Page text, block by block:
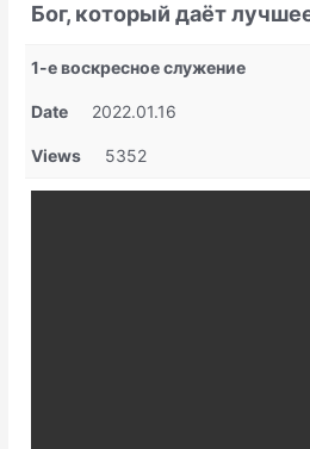
Бог, который даёт
1-е воскресное служение
Date 2022.01.16
Views 5352